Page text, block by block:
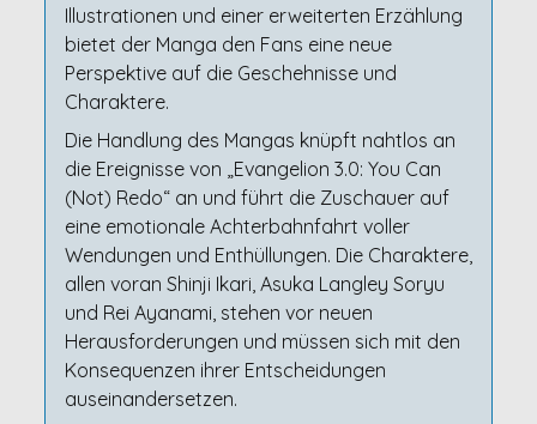
Illustrationen und einer erweiterten Erzählung
bietet der Manga den Fans eine neue
Perspektive auf die Geschehnisse und
Charaktere.
Die Handlung des Mangas knüpft nahtlos an
die Ereignisse von „Evangelion 3.0: You Can
(Not) Redo“ an und führt die Zuschauer auf
eine emotionale Achterbahnfahrt voller
Wendungen und Enthüllungen. Die Charaktere,
allen voran Shinji Ikari, Asuka Langley Soryu
und Rei Ayanami, stehen vor neuen
Herausforderungen und müssen sich mit den
Konsequenzen ihrer Entscheidungen
auseinandersetzen.